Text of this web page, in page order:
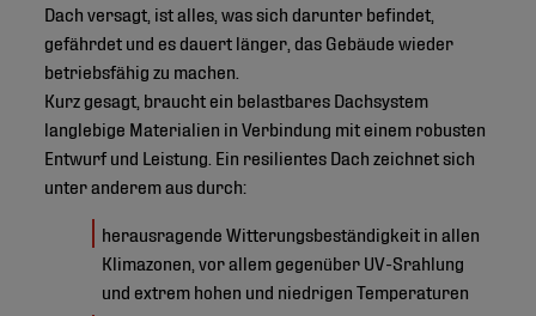
Dach versagt, ist alles, was sich darunter befindet,
gefährdet und es dauert länger, das Gebäude wieder
betriebsfähig zu machen.
Kurz gesagt, braucht ein belastbares Dachsystem
langlebige Materialien in Verbindung mit einem robusten
Entwurf und Leistung. Ein resilientes Dach zeichnet sich
unter anderem aus durch:
herausragende Witterungsbeständigkeit in allen
Klimazonen, vor allem gegenüber UV-Srahlung
und extrem hohen und niedrigen Temperaturen